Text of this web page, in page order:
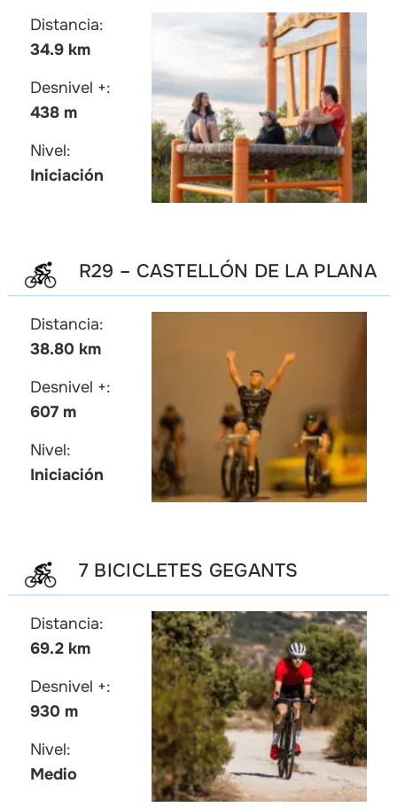
Distancia:
34.9 km
Desnivel +:
438 m
Nivel:
Iniciación
R29 – CASTELLÓN DE LA PLANA
Distancia:
38.80 km
Desnivel +:
607 m
Nivel:
Iniciación
7 BICICLETES GEGANTS
Distancia:
69.2 km
Desnivel +:
930 m
Nivel:
Medio